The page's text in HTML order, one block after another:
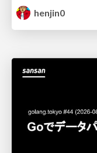
henjin0